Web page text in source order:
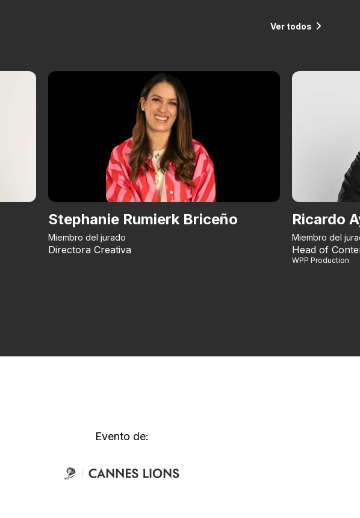
Ver todos
Stephanie Rumierk Briceño
Miembro del jurado
Directora Creativa
Ricardo
Miembro del
Head of
WPP Production
Evento de: